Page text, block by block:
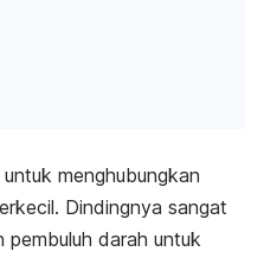
menghubungkan
Dindingnya sangat
pembuluh darah untuk